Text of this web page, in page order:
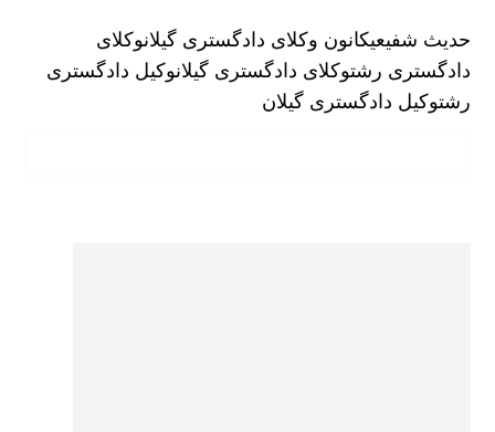
حدیث شفیعیکانون وکلای دادگستری گیلانوکلای
دادگستری رشتوکلای دادگستری گیلانوکیل دادگستری
رشتوکیل دادگستری گیلان